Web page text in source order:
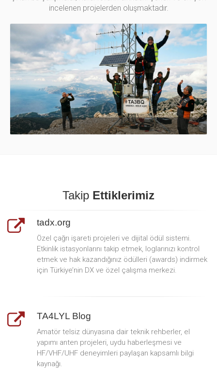
incelenen projelerden oluşmaktadır.
Takip Ettiklerimiz
tadx.org
Özel çağrı işareti projeleri ve dijital ödül sistemi.
Etkinlik istasyonlarını takip etmek, loglarınızı kontrol
etmek ve hak kazandığınız ödülleri (awards) indirmek
için Türkiye’nin DX ve özel çalışma merkezi.
TA4LYL Blog
Amatör telsiz dünyasına dair teknik rehberler, el
yapımı anten projeleri, uydu haberleşmesi ve
HF/VHF/UHF deneyimleri paylaşan kapsamlı bilgi
kaynağı.